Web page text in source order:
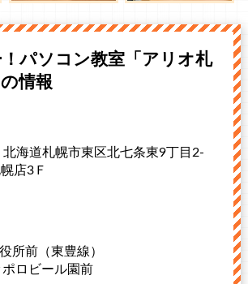
パソコン教室「アリオ札
情報
海道札幌市東区北七条東9丁目2-
店3Ｆ
所前（東豊線）
ロビール園前